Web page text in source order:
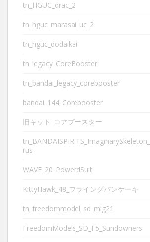
tn_HGUC_drac_2
tn_hguc_marasai_uc_2
tn_hguc_dodaikai
tn_legacy_CoreBooster
tn_bandai_legacy_corebooster
bandai_144_Corebooster
旧キット_コアブースター
rus
WAVE_20_PowerdSuit
KittyHawk_48_フライングパンケーキ
tn_freedommodel_sd_mig21
FreedomModels_SD_F5_Sundowners